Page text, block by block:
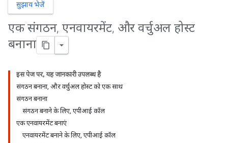
सुझाव भेजें
एक संगठन, एनवायरमेंट, और वर्चुअल होस्ट
बनाना
इस पेज पर, यह जानकारी उपलब्ध है
संगठन बनाना, और वर्चुअल होस्ट को एक साथ
संगठन बनाना
संगठन बनाने के लिए, एपीआई कॉल
एक एनवायरमेंट बनाएं
एनवायरमेंट बनाने के लिए, एपीआई कॉल